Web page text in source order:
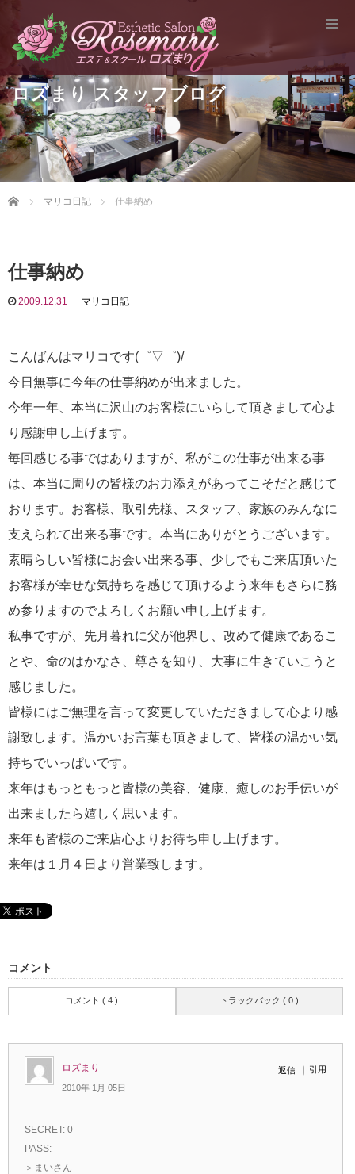
ロズまり スタッフブログ
Home マリコ日記 仕事納め
仕事納め
2009.12.31 マリコ日記
こんばんはマリコです(゜▽゜)/
今日無事に今年の仕事納めが出来ました。
今年一年、本当に沢山のお客様にいらして頂きまして心よ
り感謝申し上げます。
毎回感じる事ではありますが、私がこの仕事が出来る事
は、本当に周りの皆様のお力添えがあってこそだと感じて
おります。お客様、取引先様、スタッフ、家族のみんなに
支えられて出来る事です。本当にありがとうございます。
素晴らしい皆様にお会い出来る事、少しでもご来店頂いた
お客様が幸せな気持ちを感じて頂けるよう来年もさらに務
め参りますのでよろしくお願い申し上げます。
私事ですが、先月暮れに父が他界し、改めて健康であるこ
とや、命のはかなさ、尊さを知り、大事に生きていこうと
感じました。
皆様にはご無理を言って変更していただきまして心より感
謝致します。温かいお言葉も頂きまして、皆様の温かい気
持ちでいっぱいです。
来年はもっともっと皆様の美容、健康、癒しのお手伝いが
出来ましたら嬉しく思います。
来年も皆様のご来店心よりお待ち申し上げます。
来年は１月４日より営業致します。
コメント
コメント ( 4 ) トラックバック ( 0 )
ロズまり
2010年 1月 05日
返信 引用
SECRET: 0
PASS:
＞まいさん